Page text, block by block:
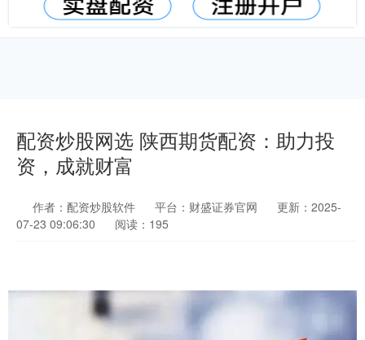
配资炒股网选 陕西期货配资：助力投
资，成就财富
作者：配资炒股软件 平台：财盛证券官网
更新：2025-
07-23 09:06:30
阅读：195